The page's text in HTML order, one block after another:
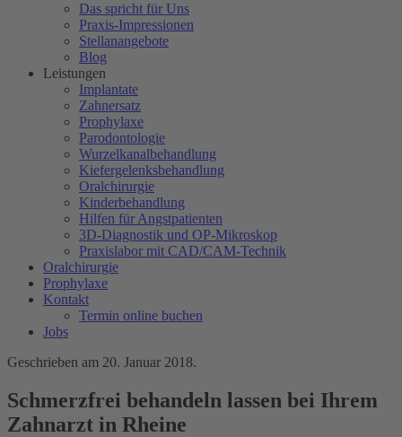
Das spricht für Uns
Praxis-Impressionen
Stellanangebote
Blog
Leistungen
Implantate
Zahnersatz
Prophylaxe
Parodontologie
Wurzelkanalbehandlung
Kiefergelenksbehandlung
Oralchirurgie
Kinderbehandlung
Hilfen für Angstpatienten
3D-Diagnostik und OP-Mikroskop
Praxislabor mit CAD/CAM-Technik
Oralchirurgie
Prophylaxe
Kontakt
Termin online buchen
Jobs
Geschrieben am 20. Januar 2018.
Schmerzfrei behandeln lassen bei Ihrem
Zahnarzt in Rheine